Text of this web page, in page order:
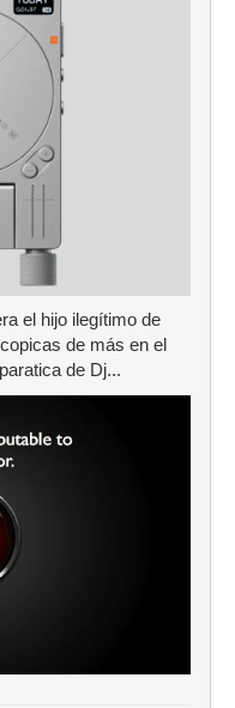
el hijo ilegítimo de
de más en el
de Dj...